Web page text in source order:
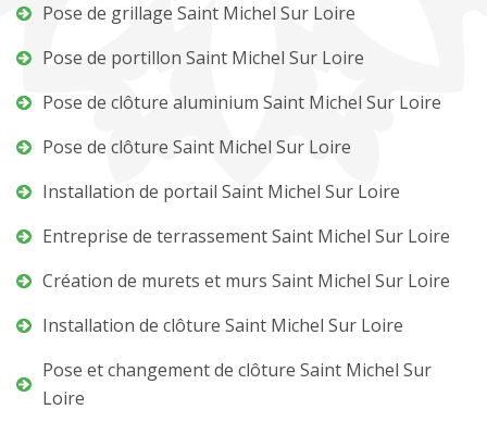
Pose de grillage Saint Michel Sur Loire
Pose de portillon Saint Michel Sur Loire
Pose de clôture aluminium Saint Michel Sur Loire
Pose de clôture Saint Michel Sur Loire
Installation de portail Saint Michel Sur Loire
Entreprise de terrassement Saint Michel Sur Loire
Création de murets et murs Saint Michel Sur Loire
Installation de clôture Saint Michel Sur Loire
Pose et changement de clôture Saint Michel Sur
Loire